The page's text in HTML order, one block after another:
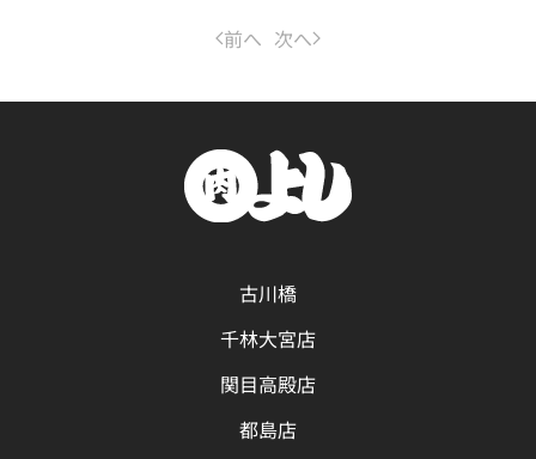
前へ 次へ
古川橋
千林大宮店
関目高殿店
都島店